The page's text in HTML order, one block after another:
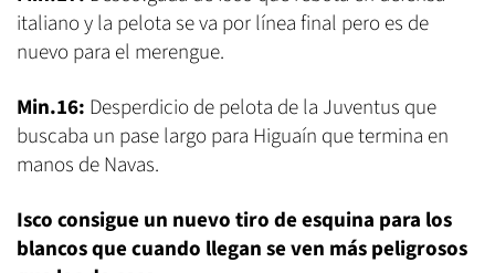
italiano y la pelota se va por línea final pero es de
nuevo para el merengue.
Min.16: Desperdicio de pelota de la Juventus que
buscaba un pase largo para Higuaín que termina en
manos de Navas.
Isco consigue un nuevo tiro de esquina para los
blancos que cuando llegan se ven más peligrosos